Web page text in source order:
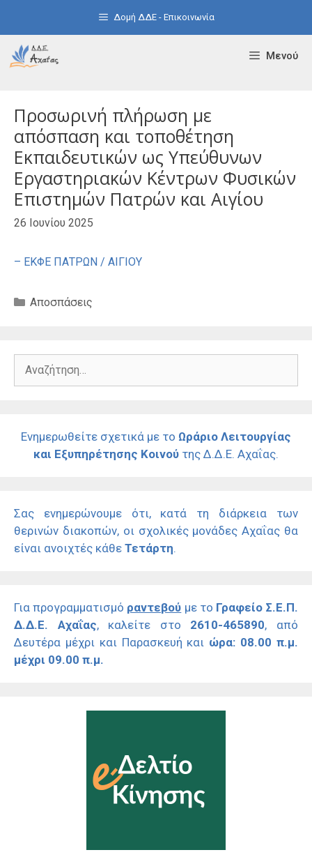
Δομή ΔΔΕ - Επικοινωνία
Μενού
Προσωρινή πλήρωση με
απόσπαση και τοποθέτηση
Εκπαιδευτικών ως Υπεύθυνων
Εργαστηριακών Κέντρων Φυσικών
Επιστημών Πατρών και Αιγίου
26 Ιουνίου 2025
– ΕΚΦΕ ΠΑΤΡΩΝ / ΑΙΓΙΟΥ
Κατηγορίες
Αποσπάσεις
Αναζήτηση
Ενημερωθείτε σχετικά με το Ωράριο Λειτουργίας
και Εξυπηρέτησης Κοινού της Δ.Δ.Ε. Αχαΐας.
Σας ενημερώνουμε ότι, κατά τη διάρκεια των
θερινών διακοπών, οι σχολικές μονάδες Αχαΐας θα
είναι ανοιχτές κάθε Τετάρτη.
Για προγραμματισμό ραντεβού με το Γραφείο Σ.Ε.Π.
Δ.Δ.Ε. Αχαΐας, καλείτε στο 2610-465890, από
Δευτέρα μέχρι και Παρασκευή και ώρα: 08.00 π.μ.
μέχρι 09.00 π.μ.